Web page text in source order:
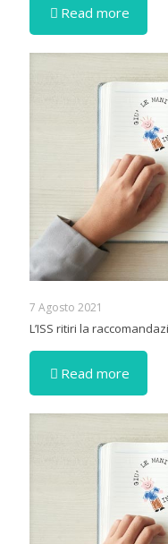
Read more
7 Agosto 2021
L’ISS ritiri la
Read more